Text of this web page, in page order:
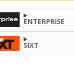
ENTERPRISE
SIXT